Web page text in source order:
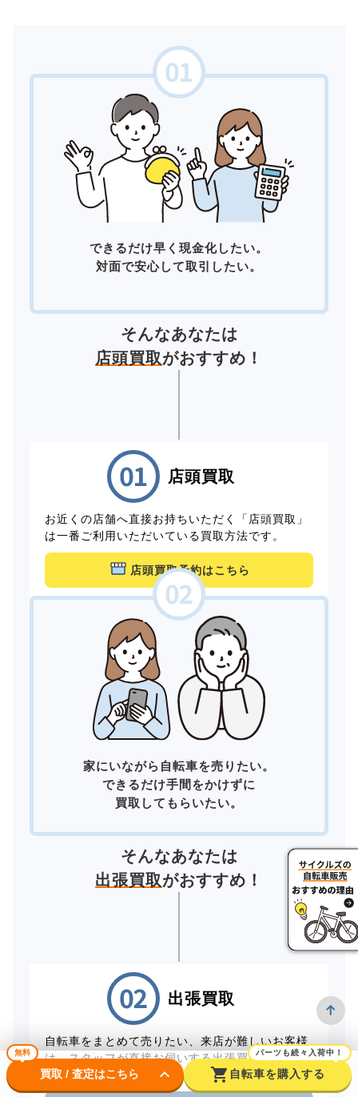
できるだけ早く現金化したい。
対面で安心して取引したい。
そんなあなたは
店頭買取がおすすめ！
店頭買取
お近くの店舗へ直接お持ちいただく「店頭買取」
は一番ご利用いただいている買取方法です。
店頭買取予約はこちら
家にいながら自転車を売りたい。
できるだけ手間をかけずに
買取してもらいたい。
そんなあなたは
出張買取がおすすめ！
出張買取
自転車をまとめて売りたい、来店が難しいお客様
は、スタッフが直接お伺いする出張買取をご利用
ください。
無料
買取 / 査定はこちら keyboard_arrow_down shopping_cart
パーツも続々入荷中！
自転車を購入する